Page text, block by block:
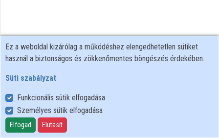
Felhasználói szabályzat
Adatkezelési tájékoztató
Süti szabályzat
Ez a weboldal kizárólag a működéshez elengedhetetlen sütiket
használ a biztonságos és zökkenőmentes böngészés érdekében.
Süti szabályzat
Funkcionális sütik elfogadása
Személyes sütik elfogadása
Elfogad Elutasít